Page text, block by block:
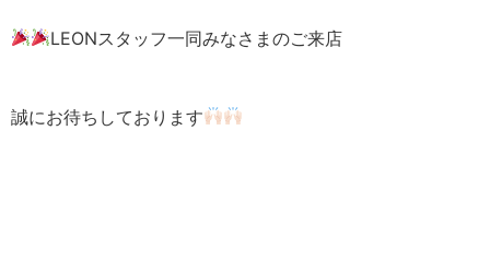
LEONスタッフ一同みなさまのご来店
誠にお待ちしております